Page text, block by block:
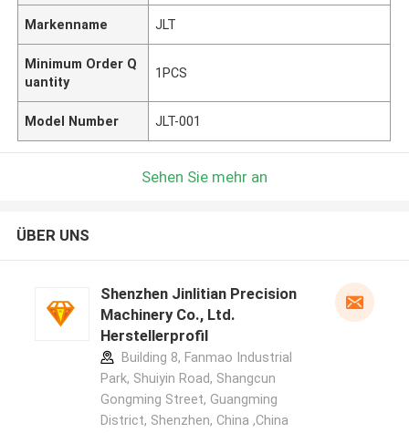
Markenname JLT
Minimum Order Q
uantity
1PCS
Model Number JLT-001
Sehen Sie mehr an
ÜBER UNS
Shenzhen Jinlitian Precision
Machinery Co., Ltd.
Herstellerprofil
Building 8, Fanmao Industrial
Park, Shuiyin Road, Shangcun
Gongming Street, Guangming
District, Shenzhen, China ,China